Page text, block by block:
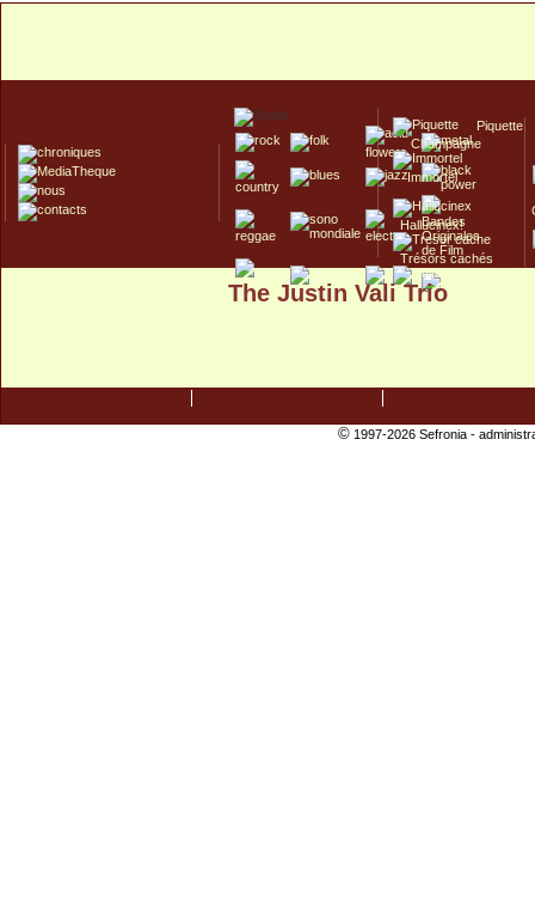
Piquette
Champagne
Immortel
Hallucinex!
Trésors cachés
Culte/Collector
The Justin Vali Trio
©1997-2026 Sefronia -